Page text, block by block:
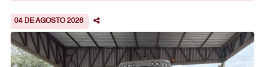
04 DE AGOSTO 2026